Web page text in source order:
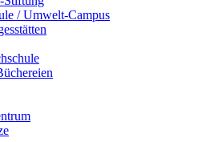
/ Umwelt-Campus